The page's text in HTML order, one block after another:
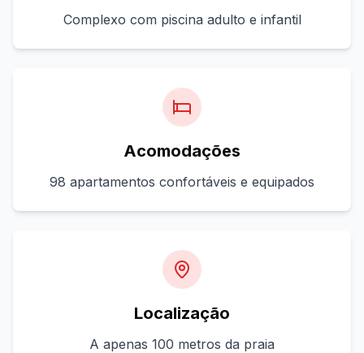
Complexo com piscina adulto e infantil
Acomodações
98 apartamentos confortáveis e equipados
Localização
A apenas 100 metros da praia